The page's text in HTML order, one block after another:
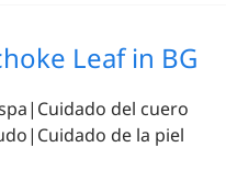
Leaf in BG
del cuero
de la piel